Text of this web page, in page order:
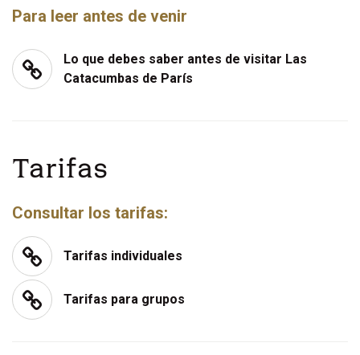
Para leer antes de venir
Lo que debes saber antes de visitar Las
Catacumbas de París
Tarifas
Consultar los tarifas:
Tarifas individuales
Tarifas para grupos